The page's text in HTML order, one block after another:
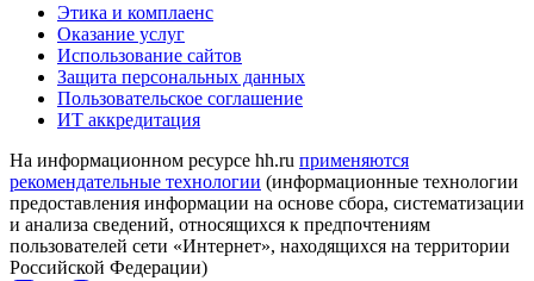
Этика и комплаенс
Оказание услуг
Использование сайтов
Защита персональных данных
Пользовательское соглашение
ИТ аккредитация
На информационном ресурсе hh.ru применяются
рекомендательные технологии (информационные технологии
предоставления информации на основе сбора, систематизации
и анализа сведений, относящихся к предпочтениям
пользователей сети «Интернет», находящихся на территории
Российской Федерации)